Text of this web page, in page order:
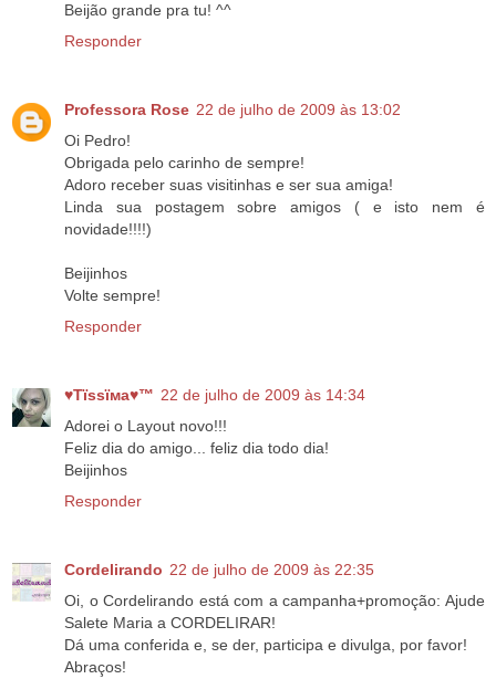
Beijão grande pra tu! ^^
Responder
Professora Rose 22 de julho de 2009 às 13:02
Oi Pedro!
Obrigada pelo carinho de sempre!
Adoro receber suas visitinhas e ser sua amiga!
Linda sua postagem sobre amigos ( e isto nem é
novidade!!!!)
Beijinhos
Volte sempre!
Responder
♥Тїѕѕїмa♥™ 22 de julho de 2009 às 14:34
Adorei o Layout novo!!!
Feliz dia do amigo... feliz dia todo dia!
Beijinhos
Responder
Cordelirando 22 de julho de 2009 às 22:35
Oi, o Cordelirando está com a campanha+promoção: Ajude
Salete Maria a CORDELIRAR!
Dá uma conferida e, se der, participa e divulga, por favor!
Abraços!